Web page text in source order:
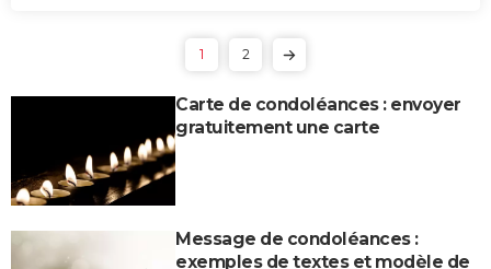
1 2
Carte de condoléances : envoyer
gratuitement une carte
Message de condoléances :
exemples de textes et modèle de